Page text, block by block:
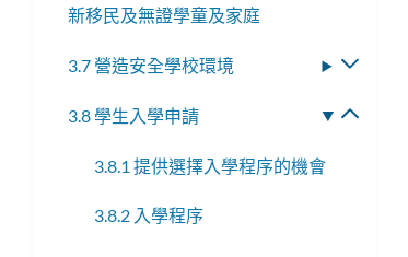
新移民及無證學童及家庭
3.7 營造安全學校環境
切
子
3.8 學生入學申請
切
3.8.1 提供選擇入學程序的機會
3.8.2 入學程序